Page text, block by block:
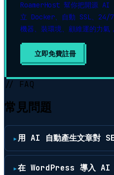
RoamerHost 幫你把開源 AI
立 Docker、自動 SSL、24/
機器、裝環境、顧維運的力氣
立即免費註冊
// FAQ
常見問題
用 AI 自動產生文章對
在 WordPress 導入 AI